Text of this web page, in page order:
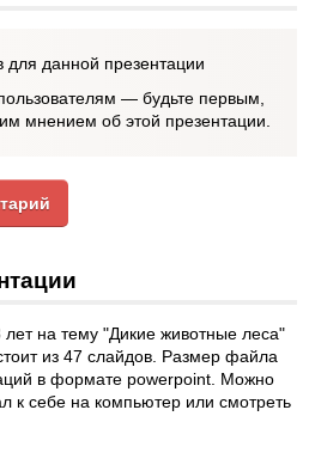
для данной презентации
— будьте первым,
мнением об этой презентации.
на тему "Дикие животные леса"
из 47 слайдов. Размер файла
в формате powerpoint. Можно
к себе на компьютер или смотреть